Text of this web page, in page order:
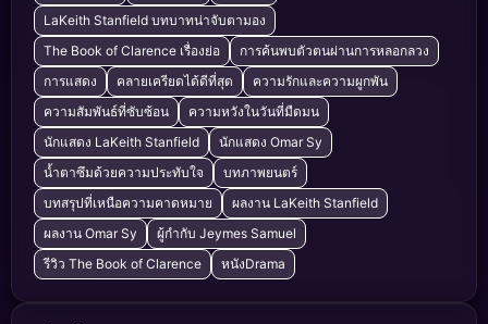
LaKeith Stanfield บทบาทน่าจับตามอง
The Book of Clarence เรื่องย่อ
การค้นพบตัวตนผ่านการหลอกลวง
การแสดง
คลายเครียดได้ดีที่สุด
ความรักและความผูกพัน
ความสัมพันธ์ที่ซับซ้อน
ความหวังในวันที่มืดมน
นักแสดง LaKeith Stanfield
นักแสดง Omar Sy
น้ำตาซึมด้วยความประทับใจ
บทภาพยนตร์
บทสรุปที่เหนือความคาดหมาย
ผลงาน LaKeith Stanfield
ผลงาน Omar Sy
ผู้กำกับ Jeymes Samuel
รีวิว The Book of Clarence
หนังDrama